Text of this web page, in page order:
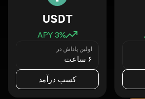
USDT
3% APY
اولین پاداش در
۶ ساعت
کسب درآمد